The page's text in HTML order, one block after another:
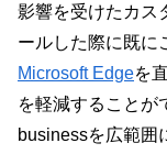
影響を受けたカス
ールした際に既に
Microsoft Edgeを
を軽減することが
businessを広範囲